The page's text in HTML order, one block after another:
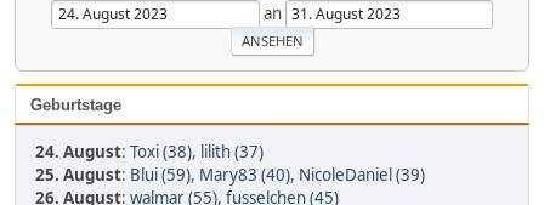
an
Geburtstage
24. August: Toxi (38), lilith (37)
25. August: Blui (59), Mary83 (40), NicoleDaniel (39)
26. August: walmar (55), fusselchen (45)